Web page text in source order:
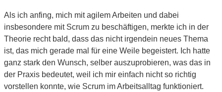
Als ich anfing, mich mit agilem Arbeiten und dabei
insbesondere mit Scrum zu beschäftigen, merkte ich in der
Theorie recht bald, dass das nicht irgendein neues Thema
ist, das mich gerade mal für eine Weile begeistert. Ich hatte
ganz stark den Wunsch, selber auszuprobieren, was das in
der Praxis bedeutet, weil ich mir einfach nicht so richtig
vorstellen konnte, wie Scrum im Arbeitsalltag funktioniert.